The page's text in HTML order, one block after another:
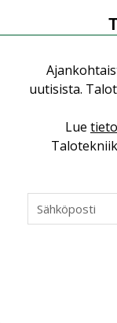
Puheista
KOLUMNI
KOLUMNI
Yli
KOLUMNI
Miten
uutisista.
Lue